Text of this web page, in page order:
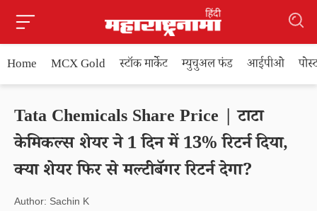
Home MCX Gold स्टॉक मार्केट म्युचुअल फंड आईपीओ
Tata Chemicals Share Price | टाटा
केमिकल्स शेयर ने 1 दिन में 13% रिटर्न दिया,
क्या शेयर फिर से मल्टीबॅगर रिटर्न देगा?
Author: Sachin K